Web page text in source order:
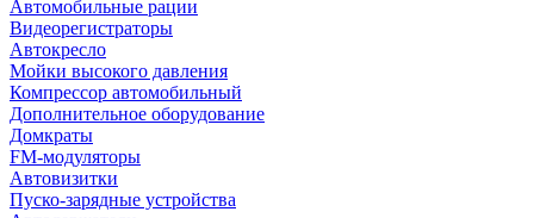
Автомобильные рации
Видеорегистраторы
Автокресло
Мойки высокого давления
Компрессор автомобильный
Дополнительное оборудование
Домкраты
FM-модуляторы
Автовизитки
Пуско-зарядные устройства